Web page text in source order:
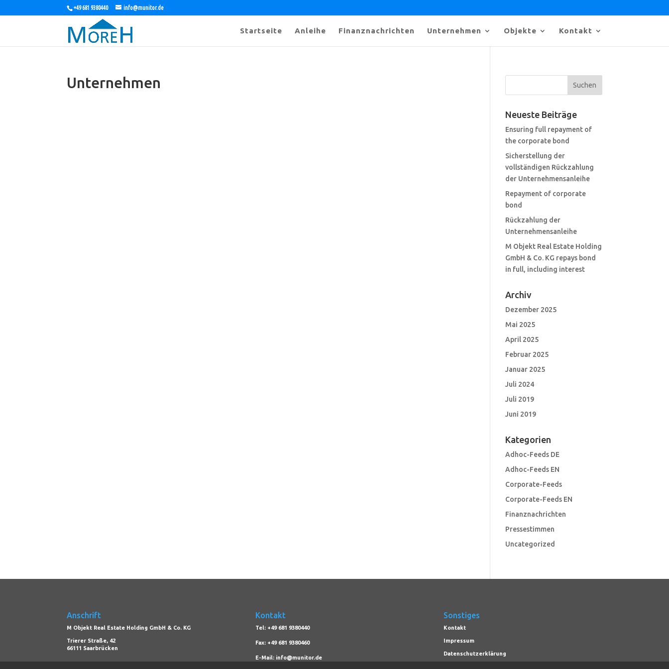
+49 681 9380440 info@munitor.de
Startseite Anleihe Finanznachrichten Unternehmen Objekte Kontakt
Unternehmen
Neueste Beiträge
Ensuring full repayment of
the corporate bond
Sicherstellung der
vollständigen Rückzahlung
der Unternehmensanleihe
Repayment of corporate
bond
Rückzahlung der
Unternehmensanleihe
M Objekt Real Estate Holding
GmbH & Co. KG repays bond
in full, including interest
Archiv
Dezember 2025
Mai 2025
April 2025
Februar 2025
Januar 2025
Juli 2024
Juli 2019
Juni 2019
Kategorien
Adhoc-Feeds DE
Adhoc-Feeds EN
Corporate-Feeds
Corporate-Feeds EN
Finanznachrichten
Pressestimmen
Uncategorized
Anschrift
M Objekt Real Estate Holding GmbH & Co. KG
Trierer Straße, 42
66111 Saarbrücken
Kontakt
Tel: +49 681 9380440
Fax: +49 681 9380460
E-Mail: info@munitor.de
Sonstiges
Kontakt
Impressum
Datenschutzerklärung